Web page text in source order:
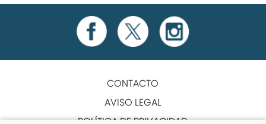
CONTACTO
AVISO LEGAL
POLÍTICA DE PRIVACIDAD